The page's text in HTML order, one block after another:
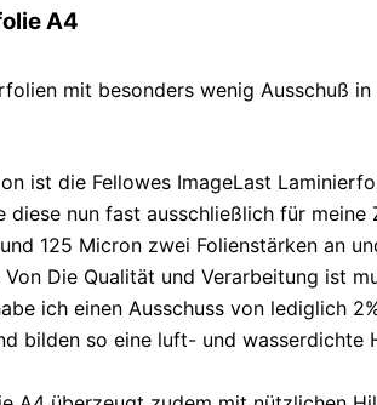
A4
mit besonders wenig Ausschuß in
ist die Fellowes ImageLast
nun fast ausschließlich für meine
125 Micron zwei Folienstärken an
Die Qualität und Verarbeitung ist
ich einen Ausschuss von lediglich
bilden so eine luft- und wasserdichte